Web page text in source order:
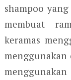
shampoo
membuat
keramas